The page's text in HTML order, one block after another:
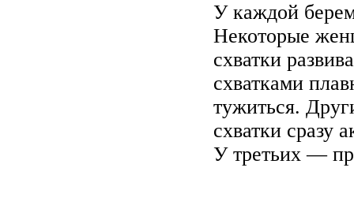
У каждой
Некоторые
схватки
схватками
тужиться.
схватки сразу
У третьих —